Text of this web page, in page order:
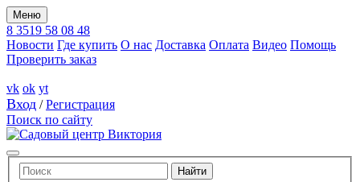
Меню
8 3519 58 08 48
Новости Где купить О нас Доставка Оплата Видео Помощь
Проверить заказ
vk ok yt
Вход /Регистрация
Поиск по сайту